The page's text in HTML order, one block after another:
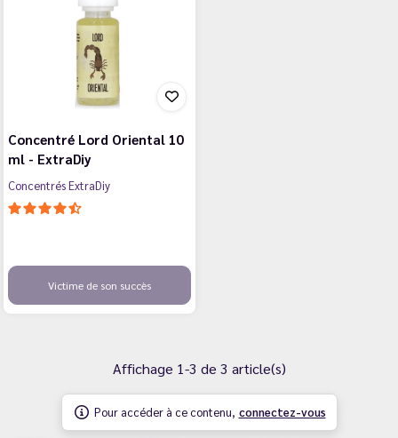
Concentré Lord Oriental 10
ml - ExtraDiy
Concentrés ExtraDiy
Victime de son succès
Affichage 1-3 de 3 article(s)
Pour accéder à ce contenu, connectez-vous